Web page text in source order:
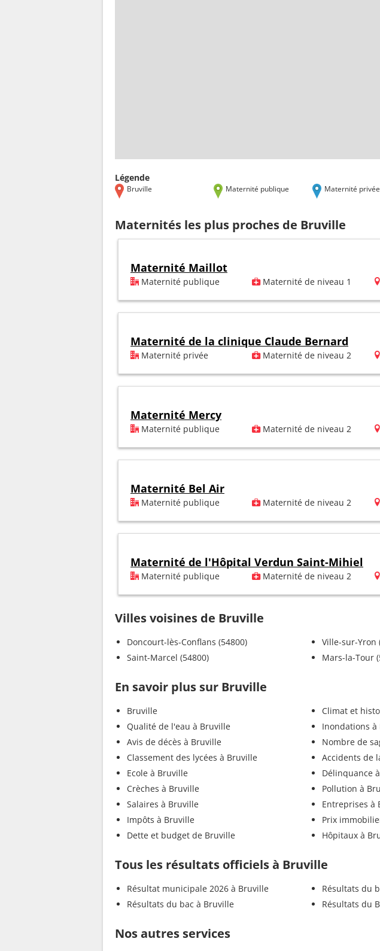
Légende
Bruville Maternité publique Maternité privée
Maternités les plus proches de Bruville
Maternité Maillot
Maternité publique Maternité de niveau 1
Maternité de la clinique Claude Bernard
Maternité privée Maternité de niveau 2
Maternité Mercy
Maternité publique Maternité de niveau 2
Maternité Bel Air
Maternité publique Maternité de niveau 2
Maternité de l'Hôpital Verdun Saint-Mihiel
Maternité publique Maternité de niveau 2
Villes voisines de Bruville
Doncourt-lès-Conflans (54800)
Saint-Marcel (54800)
Ville-sur-Yron
Mars-la-Tour
En savoir plus sur Bruville
Bruville
Qualité de l'eau à Bruville
Avis de décès à Bruville
Classement des lycées à Bruville
Ecole à Bruville
Crèches à Bruville
Salaires à Bruville
Impôts à Bruville
Dette et budget de Bruville
Climat et
Inondations à
Nombre de
Accidents de
Délinquance
Pollution à
Entreprises à
Prix
Hôpitaux à
Tous les résultats officiels à Bruville
Résultat municipale 2026 à Bruville
Résultats du bac à Bruville
Résultats du
Résultats du
Nos autres services